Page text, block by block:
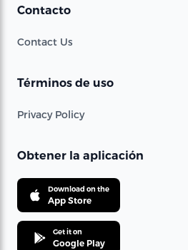
Contacto
Contact Us
Términos de uso
Privacy Policy
Obtener la aplicación
Download on the
App Store
Get it on
Google Play